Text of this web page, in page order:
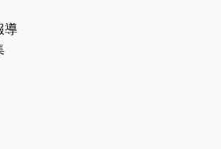
長跑隊恆常練習 - 4月16日
開始）
導